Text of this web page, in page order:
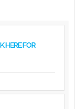
HERE FOR